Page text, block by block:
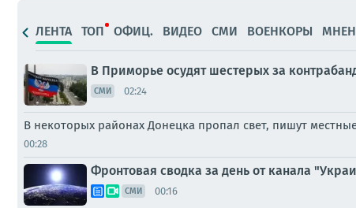
ЛЕНТА ТОП ОФИЦ. ВИДЕО СМИ ВОЕНКОРЫ
В Приморье осудят шестерых за
СМИ 02:24
В некоторых районах Донецка пропал свет, пишут
00:28
Фронтовая сводка за день от канала
СМИ 00:16